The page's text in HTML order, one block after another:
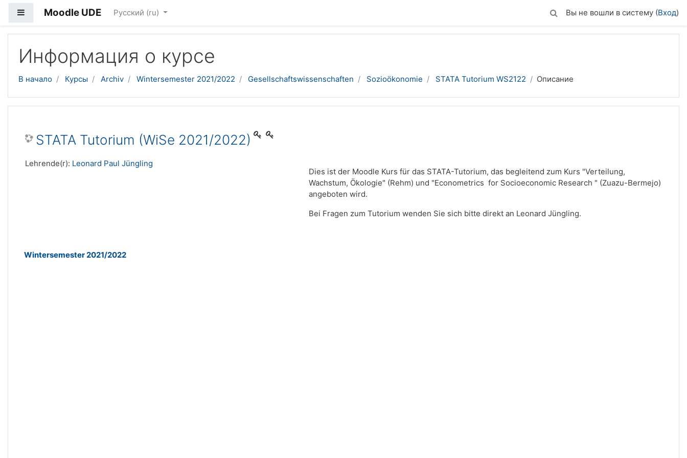
Боковая панель
Moodle UDE Русский ‎(ru)‎ Вы не вошли в систему (Вход)
Информация о курсе
В начало Курсы Archiv Wintersemester 2021/2022 Gesellschaftswissenschaften Sozioökonomie STATA Tutorium WS2122 Описание
STATA Tutorium (WiSe 2021/2022)
Dies ist der Moodle Kurs für das STATA-Tutorium, das begleitend zum Kurs "Verteilung,
Wachstum, Ökologie" (Rehm) und "Econometrics for Socioeconomic Research " (Zuazu-Bermejo)
angeboten wird.
Bei Fragen zum Tutorium wenden Sie sich bitte direkt an Leonard Jüngling.
Lehrende(r): Leonard Paul Jüngling
Wintersemester 2021/2022